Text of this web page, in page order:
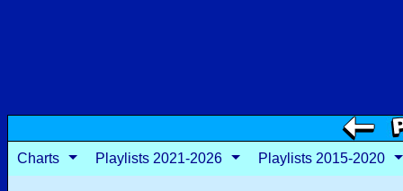
Charts Playlists 2021-2026 Playlists 2015-2020